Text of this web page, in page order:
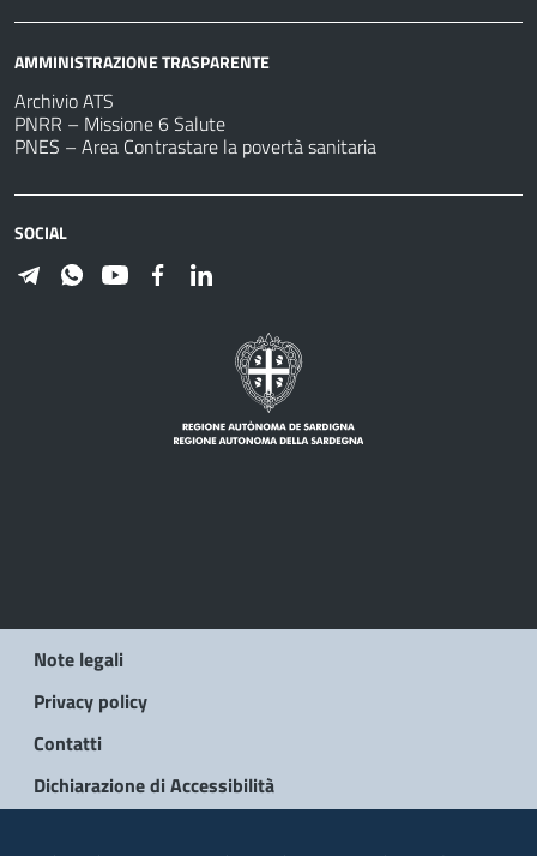
AMMINISTRAZIONE TRASPARENTE
Archivio ATS
PNRR – Missione 6 Salute
PNES – Area Contrastare la povertà sanitaria
SOCIAL
Note legali
Privacy policy
Contatti
Dichiarazione di Accessibilità